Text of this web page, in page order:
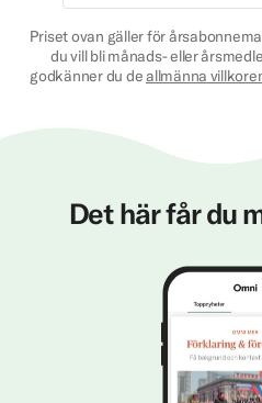
Priset ovan gäller för
du vill bli månads- eller
godkänner du deallmänna
Det här får du